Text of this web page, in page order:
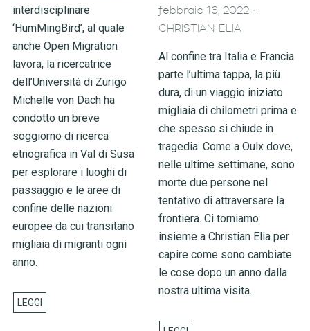
interdisciplinare
‘HumMingBird’, al quale
anche Open Migration
lavora, la ricercatrice
dell’Università di Zurigo
Michelle von Dach ha
condotto un breve
soggiorno di ricerca
etnografica in Val di Susa
per esplorare i luoghi di
passaggio e le aree di
confine delle nazioni
europee da cui transitano
migliaia di migranti ogni
anno.
febbraio 16, 2022 -
CHRISTIAN ELIA
Al confine tra Italia e Francia
parte l’ultima tappa, la più
dura, di un viaggio iniziato
migliaia di chilometri prima e
che spesso si chiude in
tragedia. Come a Oulx dove,
nelle ultime settimane, sono
morte due persone nel
tentativo di attraversare la
frontiera. Ci torniamo
insieme a Christian Elia per
capire come sono cambiate
le cose dopo un anno dalla
nostra ultima visita.